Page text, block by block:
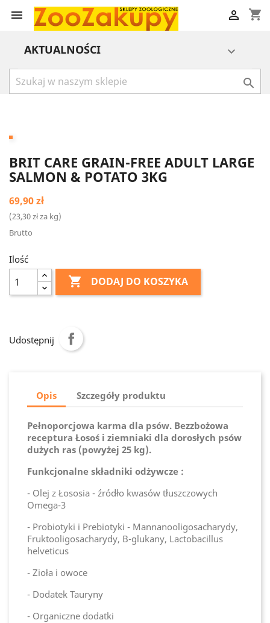
 shopping_cart

AKTUALNOŚCI 

BRIT CARE GRAIN-FREE ADULT LARGE
SALMON & POTATO 3KG
69,90 zł
(23,30 zł za kg)
Brutto
Ilość
 DODAJ DO KOSZYKA
Udostępnij
Opis Szczegóły produktu
Pełnoporcjowa karma dla psów. Bezzbożowa
receptura Łosoś i ziemniaki dla dorosłych psów
dużych ras (powyżej 25 kg).
Funkcjonalne składniki odżywcze :
- Olej z Łososia - źródło kwasów tłuszczowych
Omega-3
- Probiotyki i Prebiotyki - Mannanooligosacharydy,
Fruktooligosacharydy, B-glukany, Lactobacillus
helveticus
- Zioła i owoce
- Dodatek Tauryny
- Organiczne dodatki